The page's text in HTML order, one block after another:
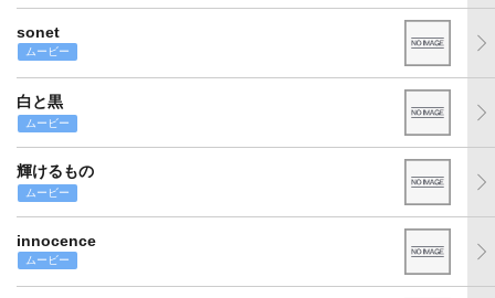
sonet
ムービー
白と黒
ムービー
輝けるもの
ムービー
innocence
ムービー